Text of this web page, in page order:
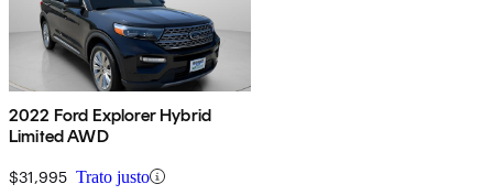
2022 Ford Explorer Hybrid
Limited AWD
$31,995 Trato justo